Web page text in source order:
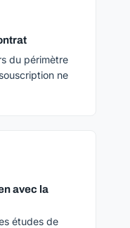
du périmètre
ne
avec la
études de